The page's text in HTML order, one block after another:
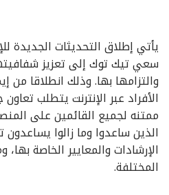
يأتي إطلاق التحديثات الجديدة
سعي تيك توك إلى تعزيز
والتزامها بها. وذلك انطلاقا من
الأفراد عبر الإنترنت يتطلب
ممتنه لجميع القائمين على
الذين ساعدوا وما زالوا
الإرشادات والمعايير الخاصة
المختلفة.